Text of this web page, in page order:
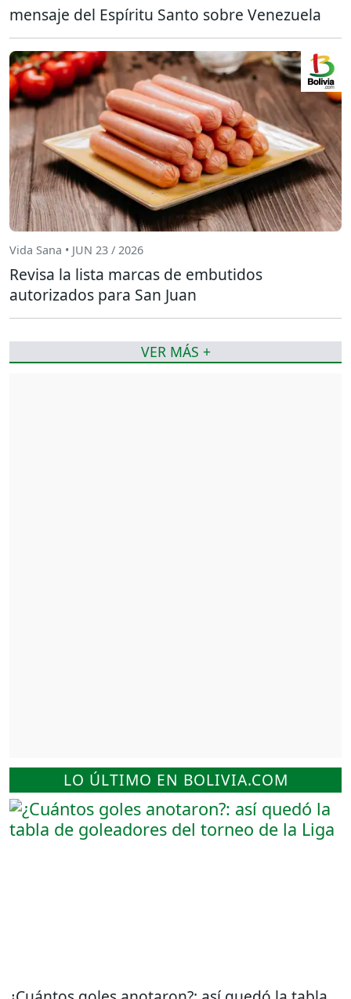
LO ÚLTIMO EN BOLIVIA.COM
mensaje del Espíritu Santo sobre Venezuela
Vida Sana • JUN 23 / 2026
Revisa la lista marcas de embutidos
autorizados para San Juan
VER MÁS +